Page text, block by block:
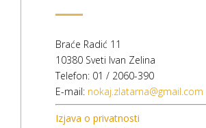
Braće Radić 11
10380 Sveti Ivan Zelina
Telefon: 01 / 2060-390
E-mail: nokaj.zlatarna@gmail.com
Izjava o privatnosti